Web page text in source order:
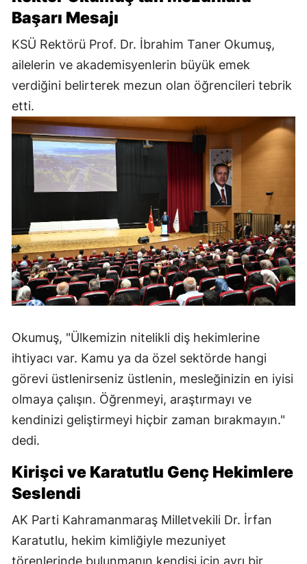
Başarı Mesajı
KSÜ Rektörü Prof. Dr. İbrahim Taner Okumuş,
ailelerin ve akademisyenlerin büyük emek
verdiğini belirterek mezun olan öğrencileri tebrik
etti.
Okumuş, "Ülkemizin nitelikli diş hekimlerine
ihtiyacı var. Kamu ya da özel sektörde hangi
görevi üstlenirseniz üstlenin, mesleğinizin en iyisi
olmaya çalışın. Öğrenmeyi, araştırmayı ve
kendinizi geliştirmeyi hiçbir zaman bırakmayın."
dedi.
Kirişci ve Karatutlu Genç Hekimlere
Seslendi
AK Parti Kahramanmaraş Milletvekili Dr. İrfan
Karatutlu, hekim kimliğiyle mezuniyet
törenlerinde bulunmanın kendisi için ayrı bir